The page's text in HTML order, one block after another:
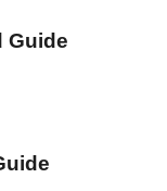
Guide